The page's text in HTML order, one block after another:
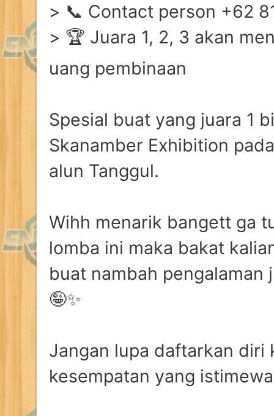
> 📞 Contact person +62
> 🏆 Juara 1, 2, 3 akan
uang pembinaan
Spesial buat yang juara 1
Skanamber Exhibition
alun Tanggul.
Wihh menarik bangett ga
lomba ini maka bakat
buat nambah pengalaman
🤪✨
Jangan lupa daftarkan diri
kesempatan yang